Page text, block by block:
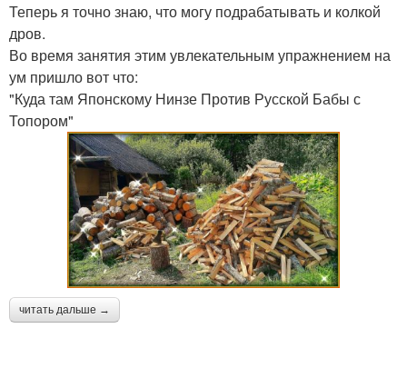
Теперь я точно знаю, что могу подрабатывать и колкой
дров.
Во время занятия этим увлекательным упражнением на
ум пришло вот что:
"Куда там Японскому Нинзе Против Русской Бабы с
Топором"
читать дальше →